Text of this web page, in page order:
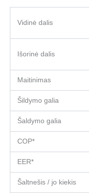
Vidinė dalis
Išorinė dalis
Maitinimas
Šildymo galia
Šaldymo galia
COP*
EER*
Šaltnešis / jo kiekis